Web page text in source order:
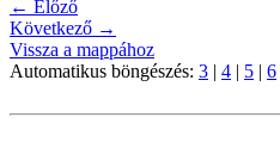
← Előző
Következő →
Vissza a mappához
Automatikus böngészés: 3 | 4 | 5 | 6